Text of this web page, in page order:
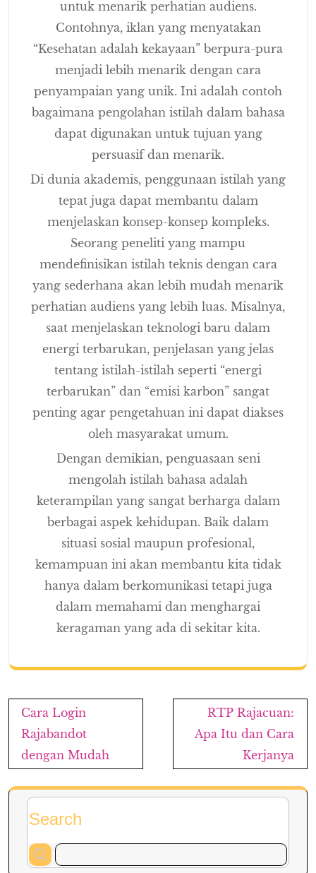
untuk menarik perhatian audiens.
Contohnya, iklan yang menyatakan
“Kesehatan adalah kekayaan” berpura-pura
menjadi lebih menarik dengan cara
penyampaian yang unik. Ini adalah contoh
bagaimana pengolahan istilah dalam bahasa
dapat digunakan untuk tujuan yang
persuasif dan menarik.
Di dunia akademis, penggunaan istilah yang
tepat juga dapat membantu dalam
menjelaskan konsep-konsep kompleks.
Seorang peneliti yang mampu
mendefinisikan istilah teknis dengan cara
yang sederhana akan lebih mudah menarik
perhatian audiens yang lebih luas. Misalnya,
saat menjelaskan teknologi baru dalam
energi terbarukan, penjelasan yang jelas
tentang istilah-istilah seperti “energi
terbarukan” dan “emisi karbon” sangat
penting agar pengetahuan ini dapat diakses
oleh masyarakat umum.
Dengan demikian, penguasaan seni
mengolah istilah bahasa adalah
keterampilan yang sangat berharga dalam
berbagai aspek kehidupan. Baik dalam
situasi sosial maupun profesional,
kemampuan ini akan membantu kita tidak
hanya dalam berkomunikasi tetapi juga
dalam memahami dan menghargai
keragaman yang ada di sekitar kita.
Post
navigation
Cara Login
Rajabandot
dengan Mudah
RTP Rajacuan:
Apa Itu dan Cara
Kerjanya
Search